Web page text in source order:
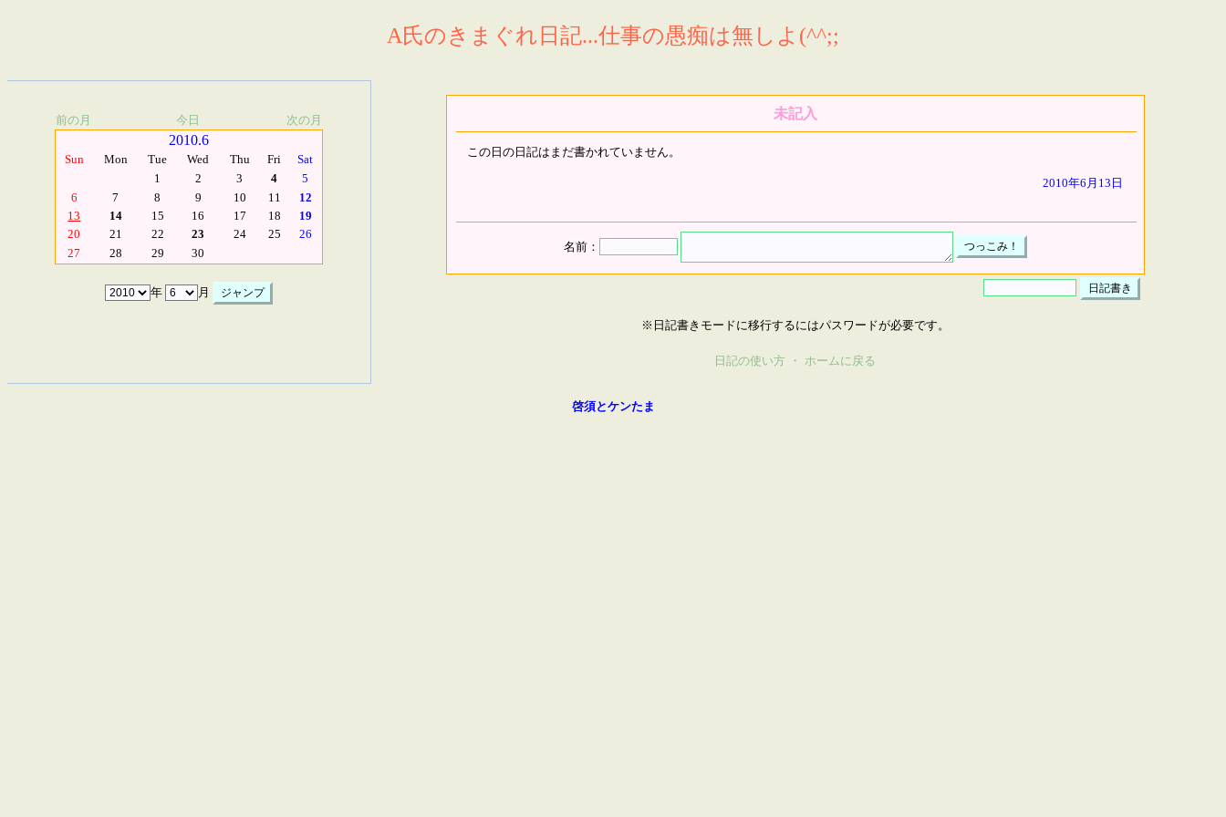
A氏のきまぐれ日記...仕事の愚痴は無しよ(^^;;
前の月 今日 次の月
2010.6
Sun Mon Tue Wed Thu Fri
Sat
1
2 3 4
5
6
7 8 9 10 11
12
13
14 15 16 17 18
19
20
21 22 23 24 25
26
27
28 29 30
年 月
未記入
この日の日記はまだ書かれていません。
2010年6月13日
名前：
※日記書きモードに移行するにはパスワードが必要です。
日記の使い方 ・ ホームに戻る
啓須とケンたま